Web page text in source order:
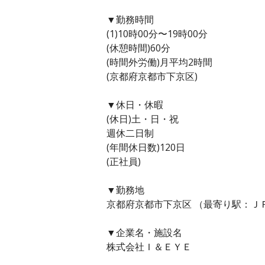
▼勤務時間
(1)10時00分〜19時00分
(休憩時間)60分
(時間外労働)月平均2時間
(京都府京都市下京区)
▼休日・休暇
(休日)土・日・祝
週休二日制
(年間休日数)120日
(正社員)
▼勤務地
京都府京都市下京区 （最寄り駅：Ｊ
▼企業名・施設名
株式会社Ｉ＆ＥＹＥ